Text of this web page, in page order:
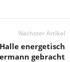
Nächster Artikel
energetisch
gebracht